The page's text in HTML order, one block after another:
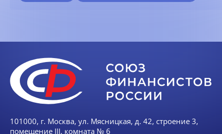
101000, г. Москва, ул. Мясницкая, д. 42, строение 3,
помещение III, комната № 6